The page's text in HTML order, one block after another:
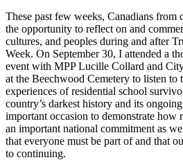
These past few weeks, Canadians from
the opportunity to reflect on and
cultures, and peoples during and after
Week. On September 30, I attended a
event with MPP Lucille Collard and
at the Beechwood Cemetery to listen to
experiences of residential school
country’s darkest history and its
important occasion to demonstrate how
an important national commitment as
that everyone must be part of and that
to continuing.